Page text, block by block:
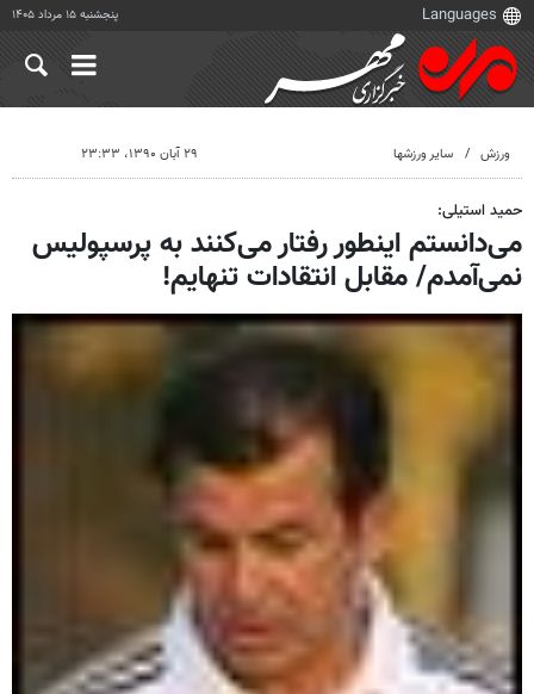
پنجشنبه ۱۵ مرداد ۱۴۰۵
ورزش سایر ورزشها ۲۹ آبان ۱۳۹۰، ۲۳:۳۳
حمید استیلی:
می‌دانستم اینطور رفتار می‌کنند به پرسپولیس
نمی‌آمدم/ مقابل انتقادات تنهایم!